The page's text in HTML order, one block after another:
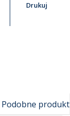
Drukuj
Podobne